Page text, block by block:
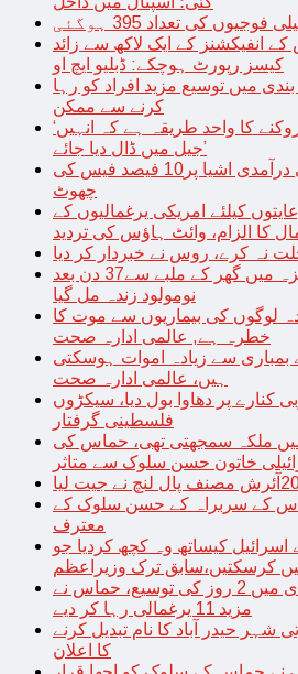
کی تعداد 395 ہوگئی
کے انفیکشنز کے ایک لاکھ سے زائد
کیسز رپورٹ ہوچکے: ڈبلیو ایچ او
میں توسیع مزید افراد کو رہا
کرنے سے ممکن
‘ججوں پر ٹرمپ کے حملے روکنے کا واحد طریقہ ہے کہ انہیں
جیل میں ڈال دیا جائے’
افغان ٹرانزٹ ٹریڈ کی درآمدی اشیا پر10 فیصد فیس کی
چھوٹ
کیلئے امریکی یرغمالیوں کے
کا الزام، وائٹ ہاؤس کی تردید
نہ کرے، روس نے خبردار کر دیا
جسے اللہ رکھے؛ غزہ میں گھر کے ملبے سے37 دن بعد
نومولود زندہ مل گیا
لوگوں کی بیماریوں سے موت کا
خطرہ ہے, عالمی ادارہ صحت
بمباری سے زیادہ اموات ہوسکتی
ہیں، عالمی ادارہ صحت
کنارے پر دھاوا بول دیا، سیکڑوں
فلسطینی گرفتار
ملکہ سمجھتی تھی، حماس کی
خاتون حسن سلوک سے متاثر
کے سربراہ کے حسن سلوک کے
معترف
کیساتھ وہ کچھ کردیا جو
کرسکتیں،سابق ترک وزیراعظم
اسرائیل و حماس جنگ بندی میں 2 روز کی توسیع، حماس نے
مزید 11 یرغمالی رہا کر دیے
شہر حیدر آباد کا نام تبدیل کرنے
کا اعلان